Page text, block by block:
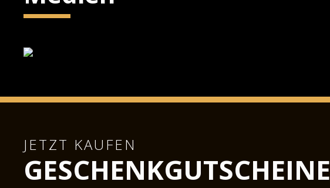
JETZT KAUFEN
GESCHENKGUTSCHEINE